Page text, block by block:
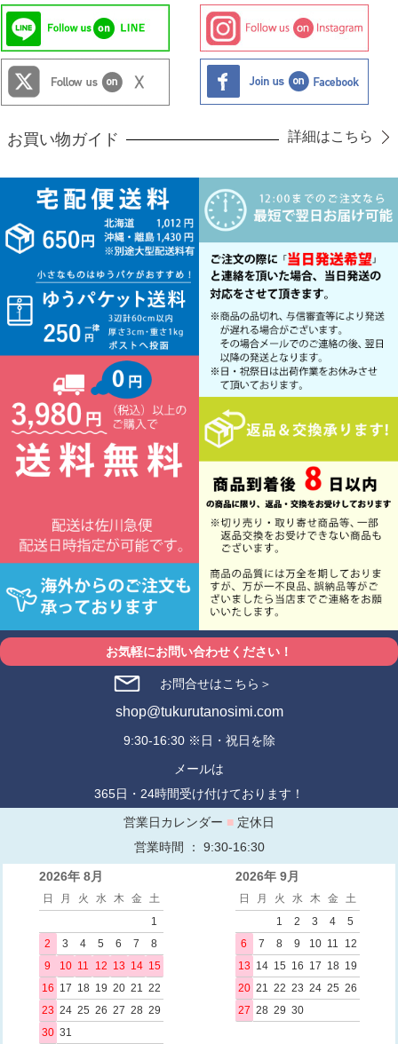
お買い物ガイド 詳細はこちら
お気軽にお問い合わせください！
お問合せはこちら＞
shop@tukurutanosimi.com
9:30-16:30 ※日・祝日を除
メールは
365日・24時間受け付けております！
営業日カレンダー ■ 定休日
営業時間 ： 9:30-16:30
2026年 8月
日 月 火 水 木 金
土
1
2
3 4 5 6 7
8
9
10 11 12 13 14 15
16 17 18 19 20 21
22
23 24 25 26 27 28 29
30 31
2026年 9月
日 月 火 水 木 金
土
1
2 3 4
5
6
7 8 9 10 11
12
13 14 15 16 17 18 19
20 21 22 23 24 25 26
27 28 29 30